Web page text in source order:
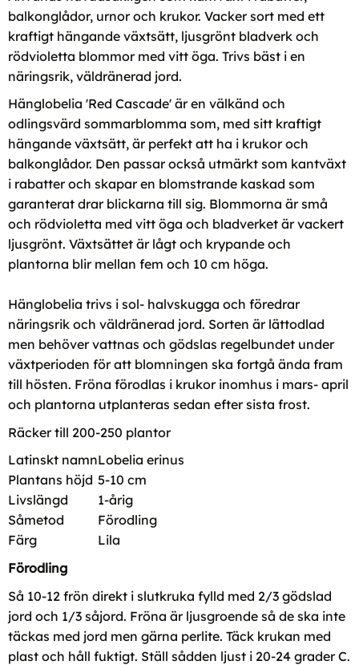
balkonglådor, urnor och krukor. Vacker sort med ett
kraftigt hängande växtsätt, ljusgrönt bladverk och
rödvioletta blommor med vitt öga. Trivs bäst i en
näringsrik, väldränerad jord.
Hänglobelia 'Red Cascade' är en välkänd och
odlingsvärd sommarblomma som, med sitt kraftigt
hängande växtsätt, är perfekt att ha i krukor och
balkonglådor. Den passar också utmärkt som kantväxt
i rabatter och skapar en blomstrande kaskad som
garanterat drar blickarna till sig. Blommorna är små
och rödvioletta med vitt öga och bladverket är vackert
ljusgrönt. Växtsättet är lågt och krypande och
plantorna blir mellan fem och 10 cm höga.
Hänglobelia trivs i sol- halvskugga och föredrar
näringsrik och väldränerad jord. Sorten är lättodlad
men behöver vattnas och gödslas regelbundet under
växtperioden för att blomningen ska fortgå ända fram
till hösten. Fröna förodlas i krukor inomhus i mars- april
och plantorna utplanteras sedan efter sista frost.
Räcker till 200-250 plantor
Latinskt namnLobelia erinus
Plantans höjd 5-10 cm
Livslängd
1-årig
Såmetod
Förodling
Färg
Lila
Förodling
Så 10-12 frön direkt i slutkruka fylld med 2/3 gödslad
jord och 1/3 såjord. Fröna är ljusgroende så de ska inte
täckas med jord men gärna perlite. Täck krukan med
plast och håll fuktigt. Ställ sådden ljust i 20-24 grader C.